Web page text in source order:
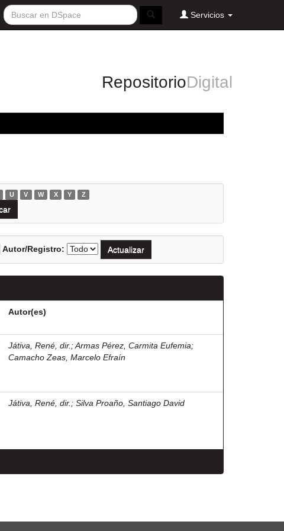
Servicios
RepositorioDigital
U V W X Y Z
Autor/Registro:
Autor(es)
Játiva, René, dir. ;Armas Pérez, Carmita Eufemia;
Camacho Zeas, Marcelo Efraín
Játiva, René, dir. ; Silva Proaño, Santiago David